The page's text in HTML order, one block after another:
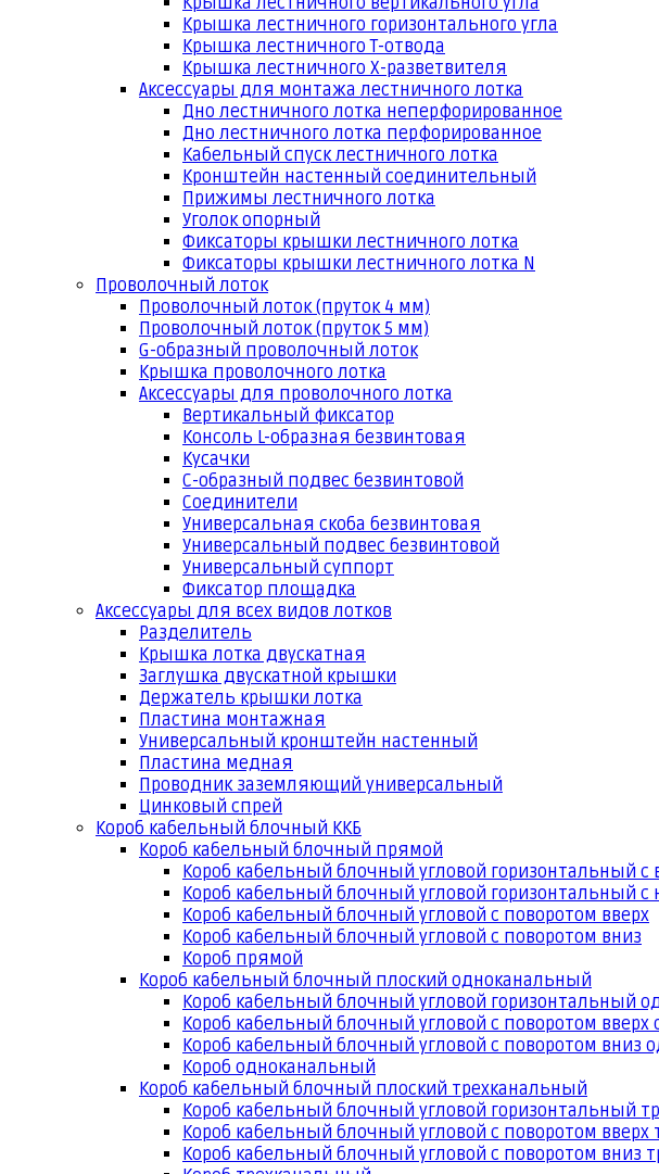
Крышка лестничного горизонтального угла
Крышка лестничного Т-отвода
Крышка лестничного Х-разветвителя
Аксессуары для монтажа лестничного лотка
Дно лестничного лотка неперфорированное
Дно лестничного лотка перфорированное
Кабельный спуск лестничного лотка
Кронштейн настенный соединительный
Прижимы лестничного лотка
Уголок опорный
Фиксаторы крышки лестничного лотка
Фиксаторы крышки лестничного лотка N
Проволочный лоток
Проволочный лоток (пруток 4 мм)
Проволочный лоток (пруток 5 мм)
G-образный проволочный лоток
Крышка проволочного лотка
Аксессуары для проволочного лотка
Вертикальный фиксатор
Консоль L-образная безвинтовая
Кусачки
С-образный подвес безвинтовой
Соединители
Универсальная скоба безвинтовая
Универсальный подвес безвинтовой
Универсальный суппорт
Фиксатор площадка
Аксессуары для всех видов лотков
Разделитель
Крышка лотка двускатная
Заглушка двускатной крышки
Держатель крышки лотка
Пластина монтажная
Универсальный кронштейн настенный
Пластина медная
Проводник заземляющий универсальный
Цинковый спрей
Короб кабельный блочный ККБ
Короб кабельный блочный прямой
Короб кабельный блочный угловой горизонтальный с
Короб кабельный блочный угловой горизонтальный
Короб кабельный блочный угловой с поворотом вверх
Короб кабельный блочный угловой с поворотом вниз
Короб прямой
Короб кабельный блочный плоский одноканальный
Короб кабельный блочный угловой горизонтальный
Короб кабельный блочный угловой с поворотом
Короб кабельный блочный угловой с поворотом вниз
Короб одноканальный
Короб кабельный блочный плоский трехканальный
Короб кабельный блочный угловой горизонтальный
Короб кабельный блочный угловой с поворотом вверх
Короб кабельный блочный угловой с поворотом вниз